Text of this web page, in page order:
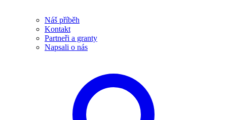
Náš příběh
Kontakt
Partneři a granty
Napsali o nás